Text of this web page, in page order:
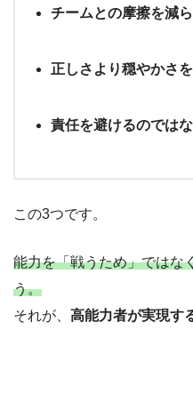
チームとの摩擦を減
正しさより穏やかさ
責任を避けるのでは
この3つです。
能力を「戦うため」ではな
う。
それが、 高能力者が実現す